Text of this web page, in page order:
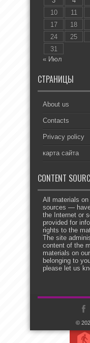
10
11
17
18
24
25
31
« Июл
СТРАНИЦЫ
About us
Contacts
Privacy policy
карта сайта
CONTENT
All materials
sources —
the Internet or
provided for
rights to the
The site
content of the
materials on
belonging to
please let us
©